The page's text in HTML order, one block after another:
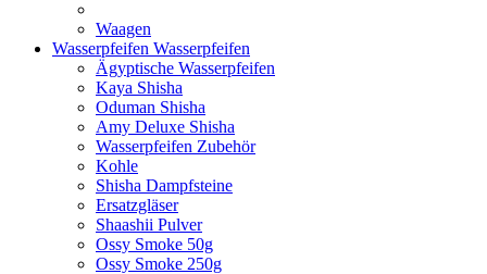
Waagen
Wasserpfeifen Wasserpfeifen
Ägyptische Wasserpfeifen
Kaya Shisha
Oduman Shisha
Amy Deluxe Shisha
Wasserpfeifen Zubehör
Kohle
Shisha Dampfsteine
Ersatzgläser
Shaashii Pulver
Ossy Smoke 50g
Ossy Smoke 250g